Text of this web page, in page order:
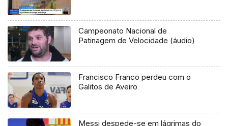
Campeonato Nacional de
Patinagem de Velocidade (áudio)
Francisco Franco perdeu com o
Galitos de Aveiro
Messi despede-se em lágrimas do